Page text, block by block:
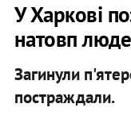
У Харкові
натовп
Загинули
постраждали.